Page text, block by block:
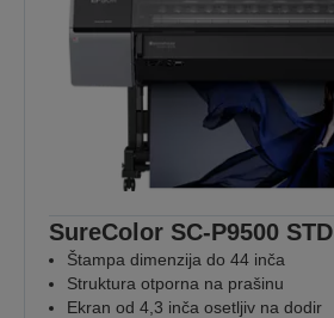
SureColor SC-P9500 STD
Štampa dimenzija do 44 inča
Struktura otporna na prašinu
Ekran od 4,3 inča osetljiv na dodir